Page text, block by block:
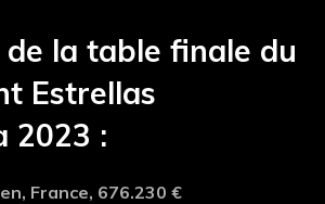
la table finale du
Estrellas
2023 :
France, 676.230 €